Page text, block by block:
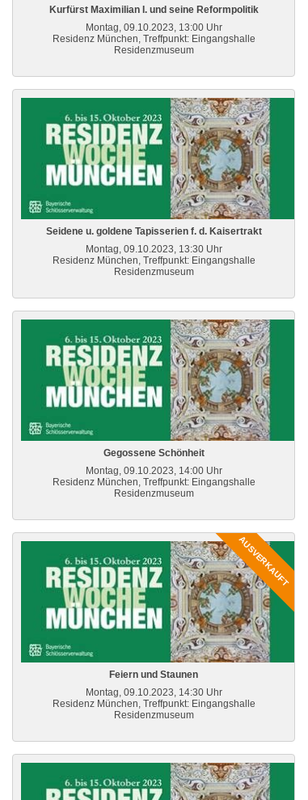
Kurfürst Maximilian I. und seine Reformpolitik
Montag, 09.10.2023, 13:00 Uhr
Residenz München, Treffpunkt: Eingangshalle
Residenzmuseum
Seidene u. goldene Tapisserien f. d. Kaisertrakt
Montag, 09.10.2023, 13:30 Uhr
Residenz München, Treffpunkt: Eingangshalle
Residenzmuseum
Gegossene Schönheit
Montag, 09.10.2023, 14:00 Uhr
Residenz München, Treffpunkt: Eingangshalle
Residenzmuseum
AUSVERKAUFT
Feiern und Staunen
Montag, 09.10.2023, 14:30 Uhr
Residenz München, Treffpunkt: Eingangshalle
Residenzmuseum